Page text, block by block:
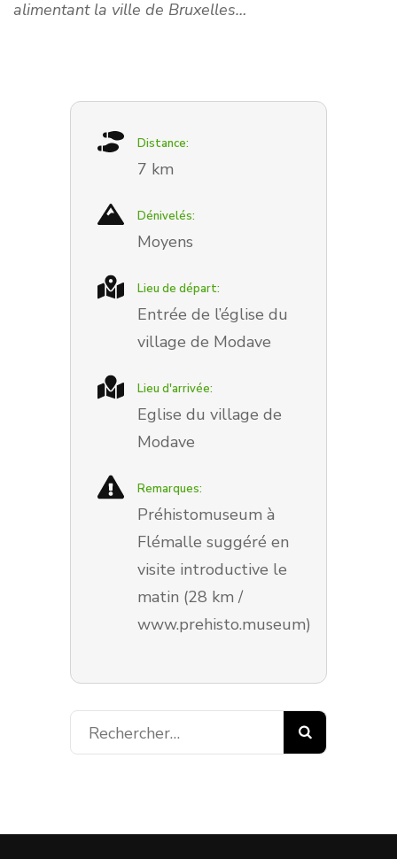
alimentant la ville de Bruxelles…
Distance:
7 km
Dénivelés:
Moyens
Lieu de départ:
Entrée de l’église du
village de Modave
Lieu d'arrivée:
Eglise du village de
Modave
Remarques:
Préhistomuseum à
Flémalle suggéré en
visite introductive le
matin (28 km /
www.prehisto.museum)
Rechercher :